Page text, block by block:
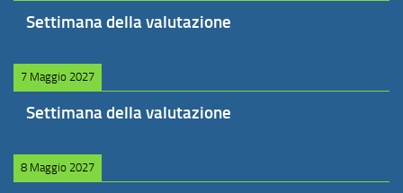
Settimana della valutazione
7 Maggio 2027
Settimana della valutazione
8 Maggio 2027